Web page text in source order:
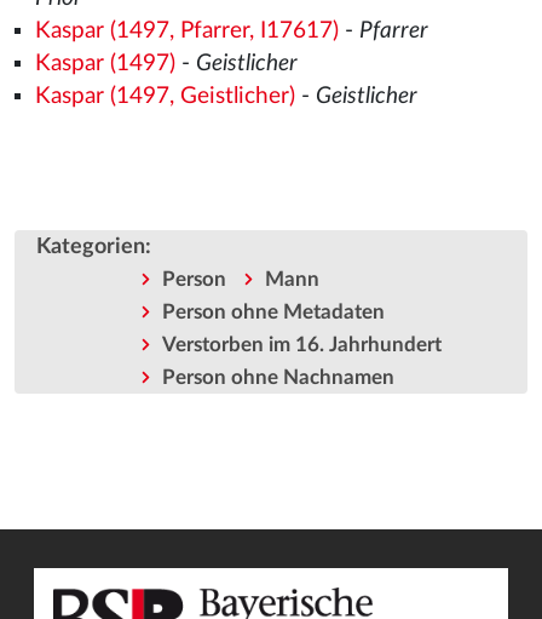
Kaspar (1497, Pfarrer, I17617)- Pfarrer
Kaspar (1497)- Geistlicher
Kaspar (1497, Geistlicher)- Geistlicher
Kategorien:
Person
Mann
Person ohne Metadaten
Verstorben im 16. Jahrhundert
Person ohne Nachnamen